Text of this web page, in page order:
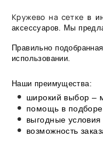
Кружево на сеткев
аксессуаров. Мы
Правильно
использовании.
Наши преимущества:
широкий выбор –
помощь в
выгодные
возможность